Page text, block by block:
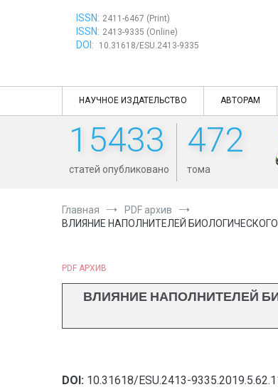
ISSN: 2411-6467 (Print)
ISSN: 2413-9335 (Online)
DOI: 10.31618/ESU.2413-9335
НАУЧНОЕ ИЗДАТЕЛЬСТВО АВТОРАМ
15433
статей опубликовано
472
тома
Главная
PDF архив
ВЛИЯНИЕ НАПОЛНИТЕЛЕЙ
PDF АРХИВ
ВЛИЯНИЕ НАПОЛНИТЕЛЕЙ
DOI: 10.31618/ESU.2413-